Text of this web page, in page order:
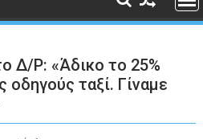
Δ/Ρ: «Άδικο το 25%
οδηγούς ταξί. Γίναμε